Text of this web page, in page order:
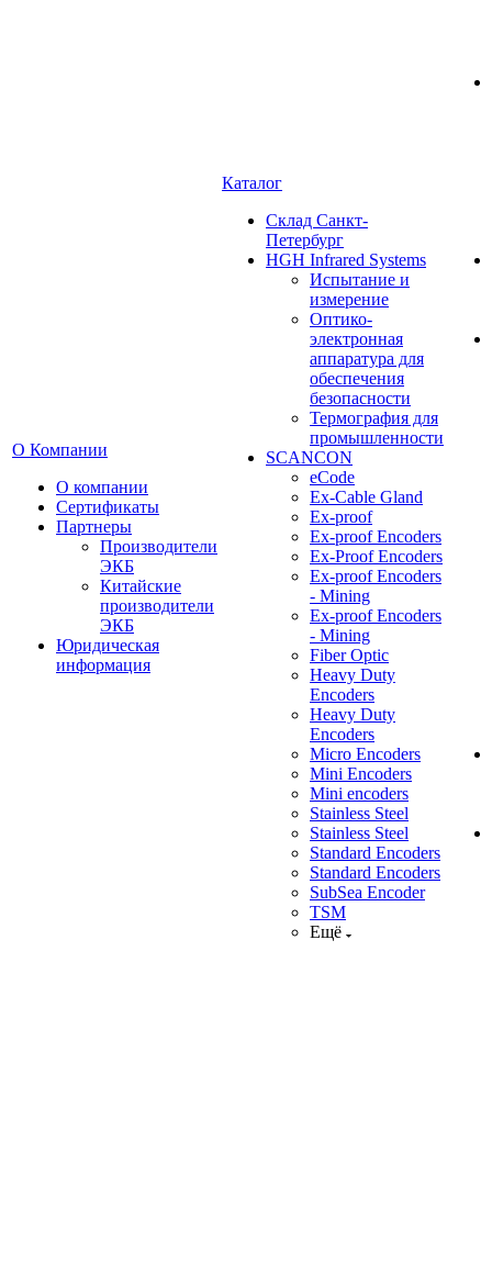
О Компании
О компании
Сертификаты
Партнеры
Производители
ЭКБ
Китайские
производители
ЭКБ
Юридическая
информация
Каталог
Cклад Санкт-
Петербург
HGH Infrared Systems
Испытание и
измерение
Оптико-
электронная
аппаратура для
обеспечения
безопасности
Термография для
промышленности
SCANCON
eCode
Ex-Cable Gland
Ex-proof
Ex-proof Encoders
Ex-Proof Encoders
Ex-proof Encoders
- Mining
Ex-proof Encoders
- Mining
Fiber Optic
Heavy Duty
Encoders
Heavy Duty
Encoders
Micro Encoders
Mini Encoders
Mini encoders
Stainless Steel
Stainless Steel
Standard Encoders
Standard Encoders
SubSea Encoder
TSM
Ещё